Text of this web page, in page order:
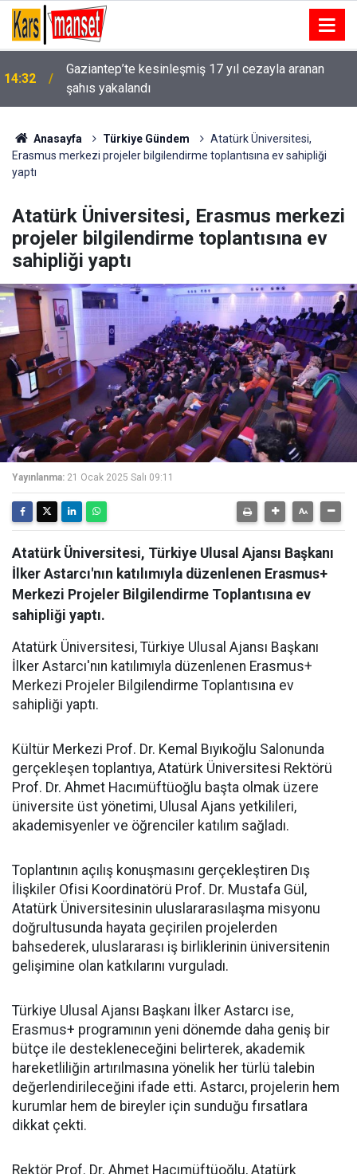
14:26
Gesi Fatih mahallesinde yol çalışmaları devam
ediyor
Anasayfa Türkiye Gündem
Atatürk Üniversitesi,
Erasmus merkezi projeler bilgilendirme toplantısına ev sahipliği
yaptı
Atatürk Üniversitesi, Erasmus merkezi
projeler bilgilendirme toplantısına ev
sahipliği yaptı
Yayınlanma: 21 Ocak 2025 Salı 09:11
Atatürk Üniversitesi, Türkiye Ulusal Ajansı Başkanı
İlker Astarcı'nın katılımıyla düzenlenen Erasmus+
Merkezi Projeler Bilgilendirme Toplantısına ev
sahipliği yaptı.
Atatürk Üniversitesi, Türkiye Ulusal Ajansı Başkanı
İlker Astarcı'nın katılımıyla düzenlenen Erasmus+
Merkezi Projeler Bilgilendirme Toplantısına ev
sahipliği yaptı.
Kültür Merkezi Prof. Dr. Kemal Bıyıkoğlu Salonunda
gerçekleşen toplantıya, Atatürk Üniversitesi Rektörü
Prof. Dr. Ahmet Hacımüftüoğlu başta olmak üzere
üniversite üst yönetimi, Ulusal Ajans yetkilileri,
akademisyenler ve öğrenciler katılım sağladı.
Toplantının açılış konuşmasını gerçekleştiren Dış
İlişkiler Ofisi Koordinatörü Prof. Dr. Mustafa Gül,
Atatürk Üniversitesinin uluslararasılaşma misyonu
doğrultusunda hayata geçirilen projelerden
bahsederek, uluslararası iş birliklerinin üniversitenin
gelişimine olan katkılarını vurguladı.
Türkiye Ulusal Ajansı Başkanı İlker Astarcı ise,
Erasmus+ programının yeni dönemde daha geniş bir
bütçe ile destekleneceğini belirterek, akademik
hareketliliğin artırılmasına yönelik her türlü talebin
değerlendirileceğini ifade etti. Astarcı, projelerin hem
kurumlar hem de bireyler için sunduğu fırsatlara
dikkat çekti.
Rektör Prof. Dr. Ahmet Hacımüftüoğlu, Atatürk